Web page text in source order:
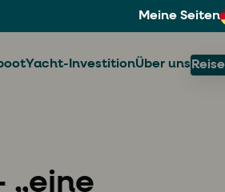
Meine Seiten
Yacht-InvestitionÜber uns
„eine